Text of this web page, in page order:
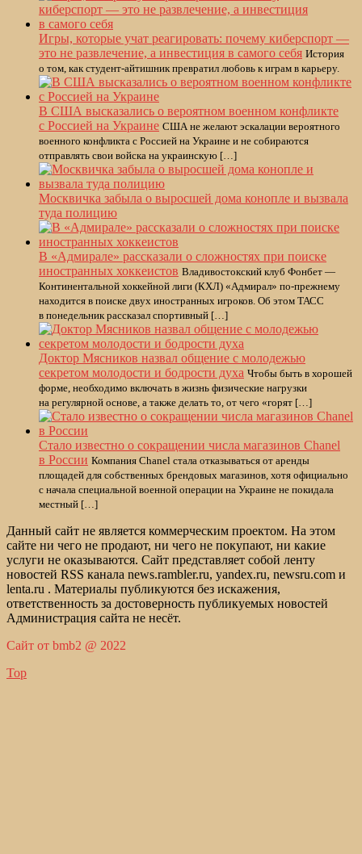
Игры, которые учат реагировать: почему киберспорт —
это не развлечение, а инвестиция в самого себя История
о том, как студент-айтишник превратил любовь к играм в карьеру.
В США высказались о вероятном военном конфликте
с Россией на Украине США не желают эскалации вероятного
военного конфликта с Россией на Украине и не собираются
отправлять свои войска на украинскую […]
Москвичка забыла о выросшей дома конопле и вызвала
туда полицию
В «Адмирале» рассказали о сложностях при поиске
иностранных хоккеистов Владивостокский клуб Фонбет —
Континентальной хоккейной лиги (КХЛ) «Адмирал» по-прежнему
находится в поиске двух иностранных игроков. Об этом ТАСС
в понедельник рассказал спортивный […]
Доктор Мясников назвал общение с молодежью
секретом молодости и бодрости духа Чтобы быть в хорошей
форме, необходимо включать в жизнь физические нагрузки
на регулярной основе, а также делать то, от чего «горят […]
Стало известно о сокращении числа магазинов Chanel
в России Компания Chanel стала отказываться от аренды
площадей для собственных брендовых магазинов, хотя официально
с начала специальной военной операции на Украине не покидала
местный […]
Данный сайт не является коммерческим проектом. На этом
сайте ни чего не продают, ни чего не покупают, ни какие
услуги не оказываются. Сайт представляет собой ленту
новостей RSS канала news.rambler.ru, yandex.ru, newsru.com и
lenta.ru . Материалы публикуются без искажения,
ответственность за достоверность публикуемых новостей
Администрация сайта не несёт.
Сайт от bmb2 @ 2022
Top